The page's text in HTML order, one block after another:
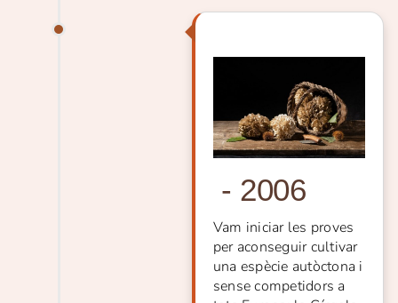
- 2006
Vam iniciar les proves
per aconseguir cultivar
una espècie autòctona i
sense competidors a